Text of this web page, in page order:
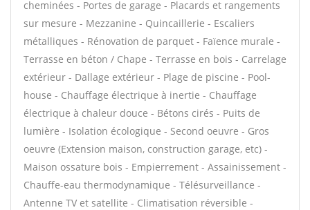
cheminées - Portes de garage - Placards et rangements
sur mesure - Mezzanine - Quincaillerie - Escaliers
métalliques - Rénovation de parquet - Faïence murale -
Terrasse en béton / Chape - Terrasse en bois - Carrelage
extérieur - Dallage extérieur - Plage de piscine - Pool-
house - Chauffage électrique à inertie - Chauffage
électrique à chaleur douce - Bétons cirés - Puits de
lumière - Isolation écologique - Second oeuvre - Gros
oeuvre (Extension maison, construction garage, etc) -
Maison ossature bois - Empierrement - Assainissement -
Chauffe-eau thermodynamique - Télésurveillance -
Antenne TV et satellite - Climatisation réversible -